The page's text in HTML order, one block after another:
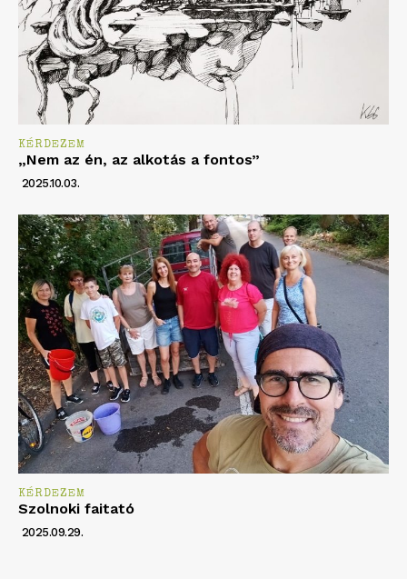
KÉRDEZEM
„Nem az én, az alkotás a fontos”
2025.10.03.
KÉRDEZEM
Szolnoki faitató
2025.09.29.